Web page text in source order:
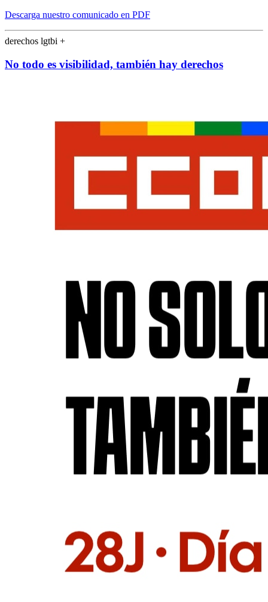
Descarga nuestro comunicado en PDF
derechos lgtbi +
No todo es visibilidad, también hay derechos